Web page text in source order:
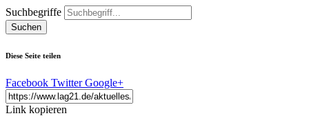
Suchbegriffe
Suchen
Diese Seite teilen
Facebook Twitter Google+
Link kopieren